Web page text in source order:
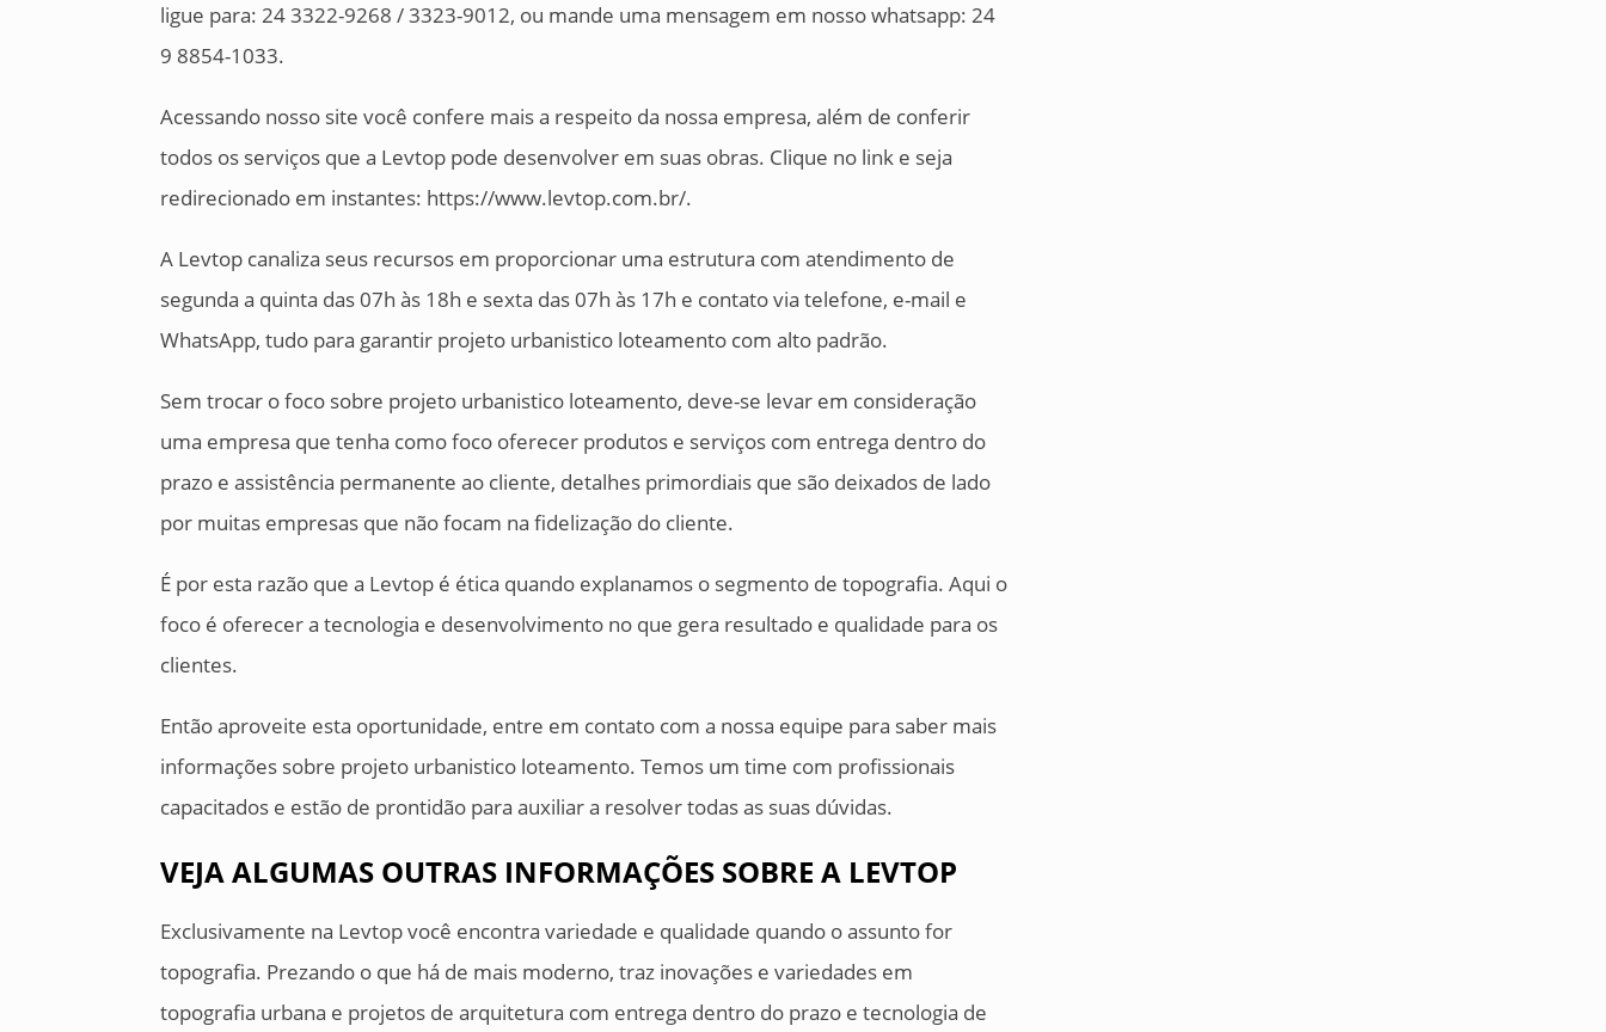
ligue para: 24 3322-9268 / 3323-9012, ou mande uma mensagem em nosso whatsapp: 24
9 8854-1033.
Acessando nosso site você confere mais a respeito da nossa empresa, além de conferir
todos os serviços que a Levtop pode desenvolver em suas obras. Clique no link e seja
redirecionado em instantes: https://www.levtop.com.br/.
A Levtop canaliza seus recursos em proporcionar uma estrutura com atendimento de
segunda a quinta das 07h às 18h e sexta das 07h às 17h e contato via telefone, e-mail e
WhatsApp, tudo para garantir projeto urbanistico loteamento com alto padrão.
Sem trocar o foco sobre projeto urbanistico loteamento, deve-se levar em consideração
uma empresa que tenha como foco oferecer produtos e serviços com entrega dentro do
prazo e assistência permanente ao cliente, detalhes primordiais que são deixados de lado
por muitas empresas que não focam na fidelização do cliente.
É por esta razão que a Levtop é ética quando explanamos o segmento de topografia. Aqui o
foco é oferecer a tecnologia e desenvolvimento no que gera resultado e qualidade para os
clientes.
Então aproveite esta oportunidade, entre em contato com a nossa equipe para saber mais
informações sobre projeto urbanistico loteamento. Temos um time com profissionais
capacitados e estão de prontidão para auxiliar a resolver todas as suas dúvidas.
VEJA ALGUMAS OUTRAS INFORMAÇÕES SOBRE A LEVTOP
Exclusivamente na Levtop você encontra variedade e qualidade quando o assunto for
topografia. Prezando o que há de mais moderno, traz inovações e variedades em
topografia urbana e projetos de arquitetura com entrega dentro do prazo e tecnologia de